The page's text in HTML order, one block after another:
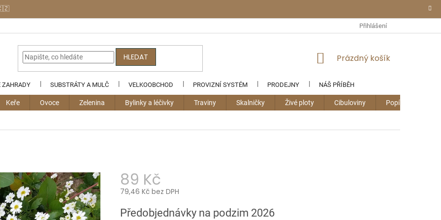
🇨🇿
ZAHRADY SUBSTRÁTY A MULČ VELKOOBCHOD PROVIZNÍ SYSTÉM PRODEJNY NÁŠ PŘÍBĚH
Přihlášení
HLEDAT
NÁKUPNÍ
Prázdný košík
Keře Ovoce Zelenina Bylinky a léčivky Traviny Skalničky Živé ploty Cibuloviny Popínavky
89 Kč
79,46 Kč bez DPH
cena:
Předobjednávky na podzim 2026